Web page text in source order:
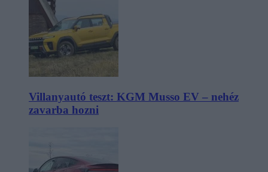
Villanyautó teszt: KGM Musso EV – nehéz
zavarba hozni